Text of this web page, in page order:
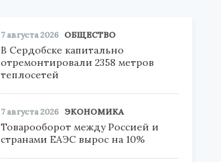
7 августа 2026 ОБЩЕСТВО
В Сердобске капитально
отремонтировали 2358 метров
теплосетей
7 августа 2026 ЭКОНОМИКА
Товарооборот между Россией и
странами ЕАЭС вырос на 10%